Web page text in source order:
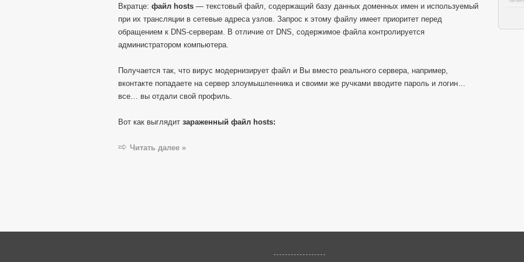
Вкратце: файл hosts — текстовый файл, содержащий базу данных доменных имен и используемый
при их трансляции в сетевые адреса узлов. Запрос к этому файлу имеет приоритет перед
обращением к DNS-серверам. В отличие от DNS, содержимое файла контролируется
администратором компьютера.
Получается так, что вирус модернизирует файл и Вы вместо реального сервера, например,
вконтакте попадаете на сервер злоумышленника и своими же ручками вводите пароль и логин…
все… вы отдали свой профиль.
Вот как выглядит зараженный файл hosts:
Читать далее »